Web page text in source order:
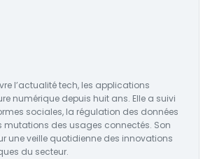
l’actualité tech, les applications
numérique depuis huit ans. Elle a suivi
sociales, la régulation des données
mutations des usages connectés. Son
une veille quotidienne des innovations
du secteur.